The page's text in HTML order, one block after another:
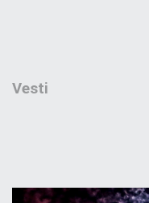
Vesti